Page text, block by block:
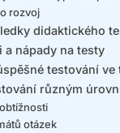
rozvoj
didaktického
nápady na testy
testování ve
různým
otázek